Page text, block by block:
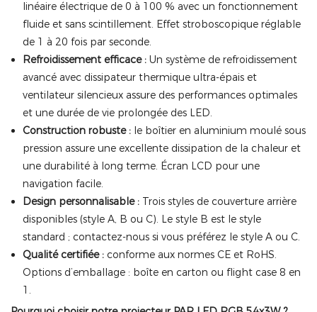
linéaire électrique de 0 à 100 % avec un fonctionnement
fluide et sans scintillement. Effet stroboscopique réglable
de 1 à 20 fois par seconde.
Refroidissement efficace :Un système de refroidissement
avancé avec dissipateur thermique ultra-épais et
ventilateur silencieux assure des performances optimales
et une durée de vie prolongée des LED.
Construction robuste :le boîtier en aluminium moulé sous
pression assure une excellente dissipation de la chaleur et
une durabilité à long terme. Écran LCD pour une
navigation facile.
Design personnalisable :Trois styles de couverture arrière
disponibles (style A, B ou C). Le style B est le style
standard ; contactez-nous si vous préférez le style A ou C.
Qualité certifiée :conforme aux normes CE et RoHS.
Options d’emballage : boîte en carton ou flight case 8 en
1.